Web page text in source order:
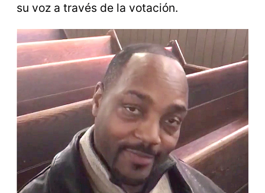
su voz a través de la votación.